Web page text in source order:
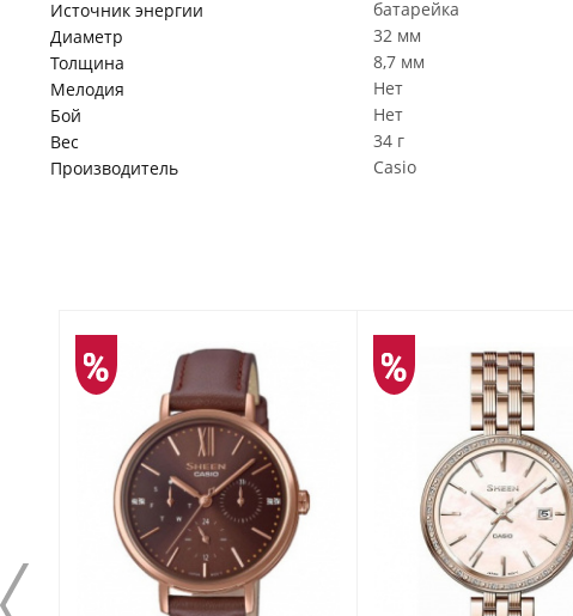
Источник энергии
батарейка
Диаметр
32 мм
Толщина
8,7 мм
Мелодия
Нет
Бой
Нет
Вес
34 г
Производитель
Casio